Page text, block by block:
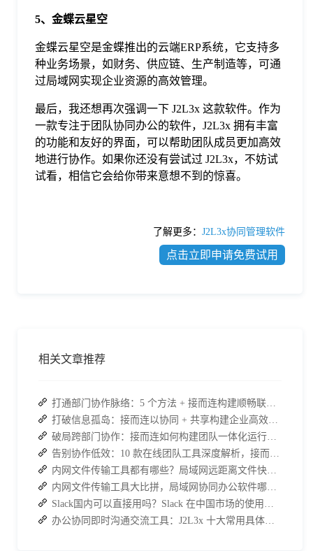
5、金蝶云星空
金蝶云星空是金蝶推出的云端ERP系统，它支持多
种业务场景，如财务、供应链、生产制造等，可通
过局域网实现企业资源的高效管理。
最后，我还想再次强调一下 J2L3x 这款软件。作为
一款专注于团队协同办公的软件，J2L3x 拥有丰富
的功能和友好的界面，可以帮助团队成员更加高效
地进行协作。如果你还没有尝试过 J2L3x，不妨试
试看，相信它会给你带来意想不到的惊喜。
了解更多： J2L3x协同管理软件
点击立即申请免费试用
相关文章推荐
打通部门协作脉络：5 个方法 + 接而连构建顺畅联动团队
打破信息孤岛：接而连以协同 + 共享构建企业高效办公生态
破局跨部门协作：接而连如何构建团队一体化运行新格局
告别协作低效：10 款在线团队工具深度解析，接而连凭什么脱颖而出？
内网文件传输工具都有哪些？局域网远距离文件快速传输神器
内网文件传输工具大比拼，局域网协同办公软件哪个更加实用？
Slack国内可以直接用吗？Slack 在中国市场的使用现状及替代方案探讨
办公协同即时沟通交流工具：J2L3x 十大常用具体功能介绍